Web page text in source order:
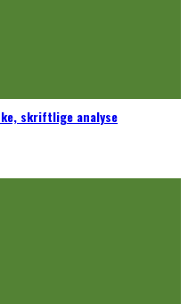
skriftlige analyse